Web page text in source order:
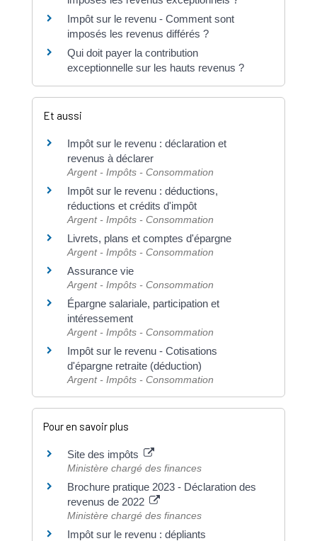
Impôt sur le revenu - Comment sont
imposés les revenus différés ?
Qui doit payer la contribution
exceptionnelle sur les hauts revenus ?
Et aussi
Impôt sur le revenu : déclaration et
revenus à déclarer
Argent - Impôts - Consommation
Impôt sur le revenu : déductions,
réductions et crédits d'impôt
Argent - Impôts - Consommation
Livrets, plans et comptes d'épargne
Argent - Impôts - Consommation
Assurance vie
Argent - Impôts - Consommation
Épargne salariale, participation et
intéressement
Argent - Impôts - Consommation
Impôt sur le revenu - Cotisations
d'épargne retraite (déduction)
Argent - Impôts - Consommation
Pour en savoir plus
Site des impôts
Ministère chargé des finances
Brochure pratique 2023 - Déclaration des
revenus de 2022
Ministère chargé des finances
Impôt sur le revenu : dépliants